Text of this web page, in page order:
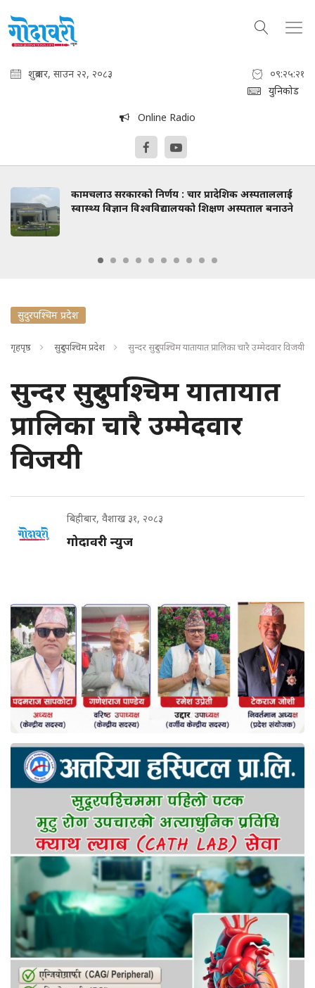
शुक्रबार, साउन २२, २०८३
०९:२५:२२
युनिकोड
Online Radio
कामचलाउ सरकारको निर्णय : चार प्रादेशिक अस्पताललाई
स्वास्थ्य विज्ञान विश्वविद्यालयको शिक्षण अस्पताल बनाउने
सुदुरपश्चिम प्रदेश
गृहपृष्ठ सुदुरपश्चिम प्रदेश सुन्दर सुदुरपश्चिम यातायात प्रालिका चारै उम्मेदवार विजयी
सुन्दर सुदुरपश्चिम यातायात
प्रालिका चारै उम्मेदवार
विजयी
बिहीबार, वैशाख ३१, २०८३
गोदावरी न्युज